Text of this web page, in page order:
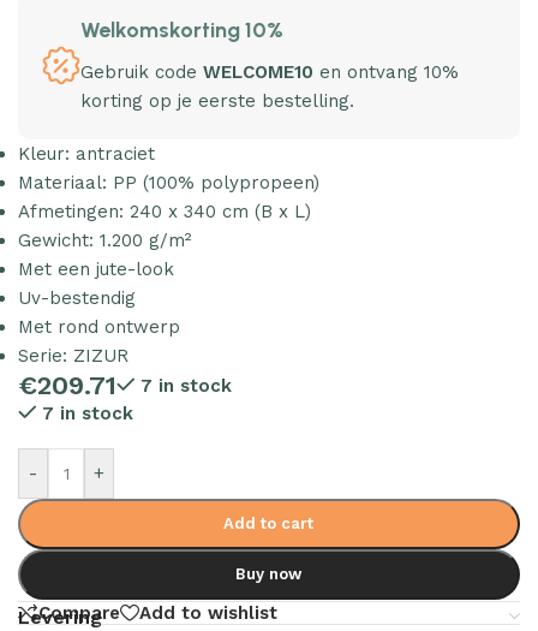
Welkomskorting 10%
Gebruik code WELCOME10 en ontvang 10%
korting op je eerste bestelling.
Kleur: antraciet
Materiaal: PP (100% polypropeen)
Afmetingen: 240 x 340 cm (B x L)
Gewicht: 1.200 g/m²
Met een jute-look
Uv-bestendig
Met rond ontwerp
Serie: ZIZUR
€209.71
7 in stock
7 in stock
- +
Add to cart
Buy now
Compare Add to wishlist
Levering